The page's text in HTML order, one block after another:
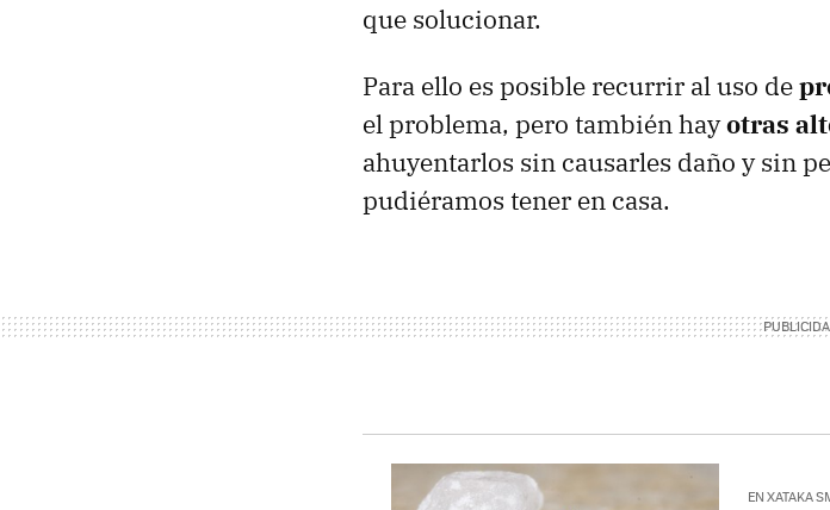
que solucionar.
Para ello es posible recurrir al uso de
el problema, pero también hayotras
ahuyentarlos sin causarles daño y sin
pudiéramos tener en casa.
EN XATAKA